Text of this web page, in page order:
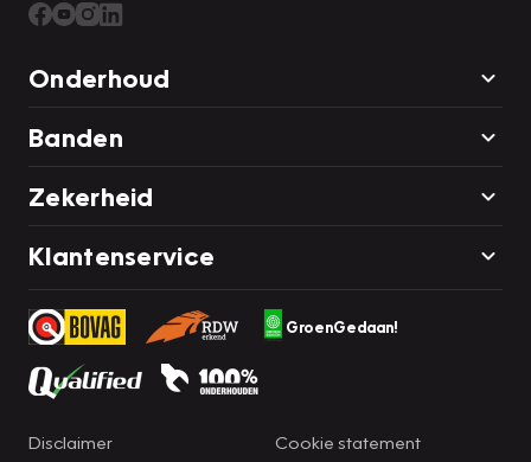
Onderhoud
Banden
Zekerheid
Klantenservice
GroenGedaan!
Disclaimer Cookie statement